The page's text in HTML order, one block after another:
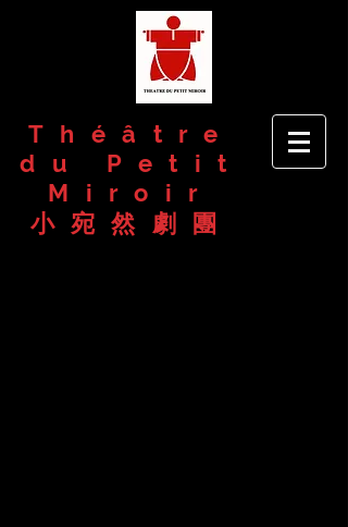
Théâtre
du Petit
Miroir
​小宛然劇團